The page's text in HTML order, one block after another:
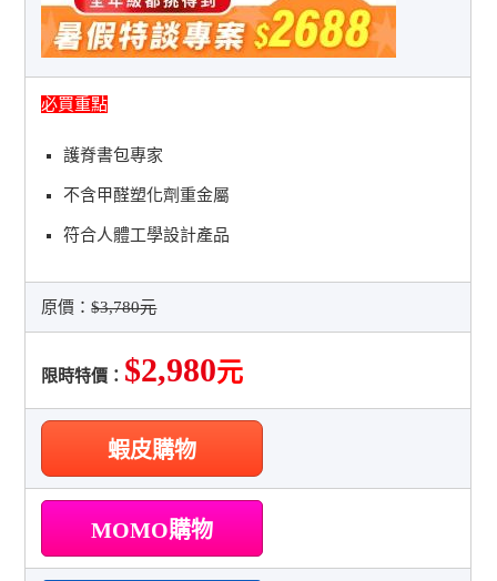
必買重點
護脊書包專家
不含甲醛塑化劑重金屬
符合人體工學設計產品
原價：$3,780元
限時特價： $2,980元
蝦皮購物
MOMO購物